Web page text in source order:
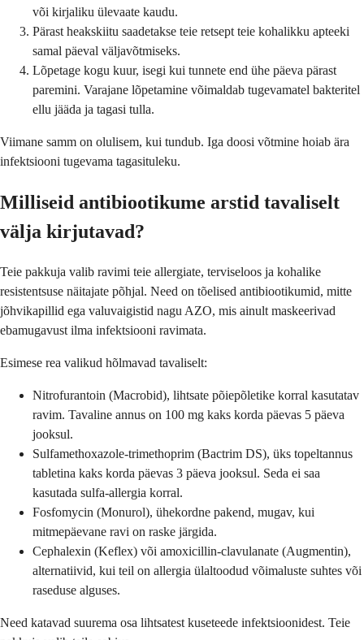
või kirjaliku ülevaate kaudu.
Pärast heakskiitu saadetakse teie retsept teie kohalikku apteeki
samal päeval väljavõtmiseks.
Lõpetage kogu kuur, isegi kui tunnete end ühe päeva pärast
paremini. Varajane lõpetamine võimaldab tugevamatel bakteritel
ellu jääda ja tagasi tulla.
Viimane samm on olulisem, kui tundub. Iga doosi võtmine hoiab ära
infektsiooni tugevama tagasituleku.
Milliseid antibiootikume arstid tavaliselt
välja kirjutavad?
Teie pakkuja valib ravimi teie allergiate, terviseloos ja kohalike
resistentsuse näitajate põhjal. Need on tõelised antibiootikumid, mitte
jõhvikapillid ega valuvaigistid nagu AZO, mis ainult maskeerivad
ebamugavust ilma infektsiooni ravimata.
Esimese rea valikud hõlmavad tavaliselt:
Nitrofurantoin (Macrobid), lihtsate põiepõletike korral kasutatav
ravim. Tavaline annus on 100 mg kaks korda päevas 5 päeva
jooksul.
Sulfamethoxazole-trimethoprim (Bactrim DS), üks topeltannus
tabletina kaks korda päevas 3 päeva jooksul. Seda ei saa
kasutada sulfa-allergia korral.
Fosfomycin (Monurol), ühekordne pakend, mugav, kui
mitmepäevane ravi on raske järgida.
Cephalexin (Keflex) või amoxicillin-clavulanate (Augmentin),
alternatiivid, kui teil on allergia ülaltoodud võimaluste suhtes või
raseduse alguses.
Need katavad suurema osa lihtsatest kuseteede infektsioonidest. Teie